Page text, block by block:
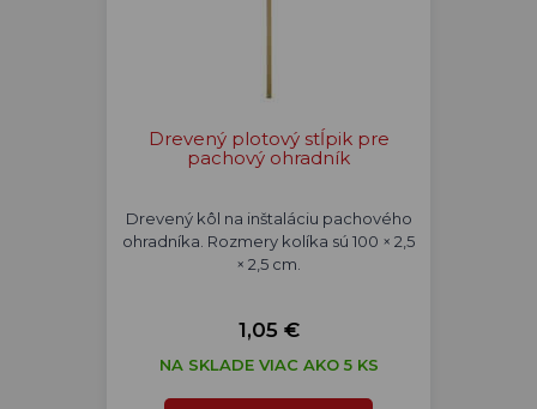
Drevený plotový stĺpik pre
pachový ohradník
Drevený kôl na inštaláciu pachového
ohradníka. Rozmery kolíka sú 100 × 2,5
× 2,5 cm.
1,05 €
NA SKLADE VIAC AKO 5 KS